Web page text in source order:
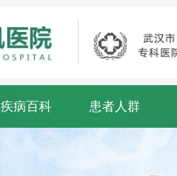
疾病百科 患者人群